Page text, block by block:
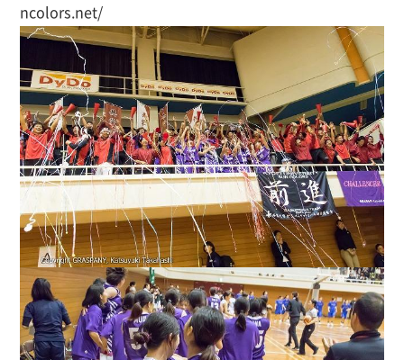
ncolors.net/